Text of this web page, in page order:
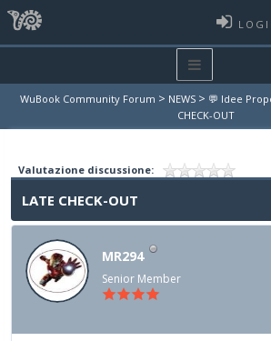
WuBook Community Forum > NEWS > 💬 Idee
CHECK-OUT
Valutazione discussione:
LATE CHECK-OUT
MR294
Senior Member